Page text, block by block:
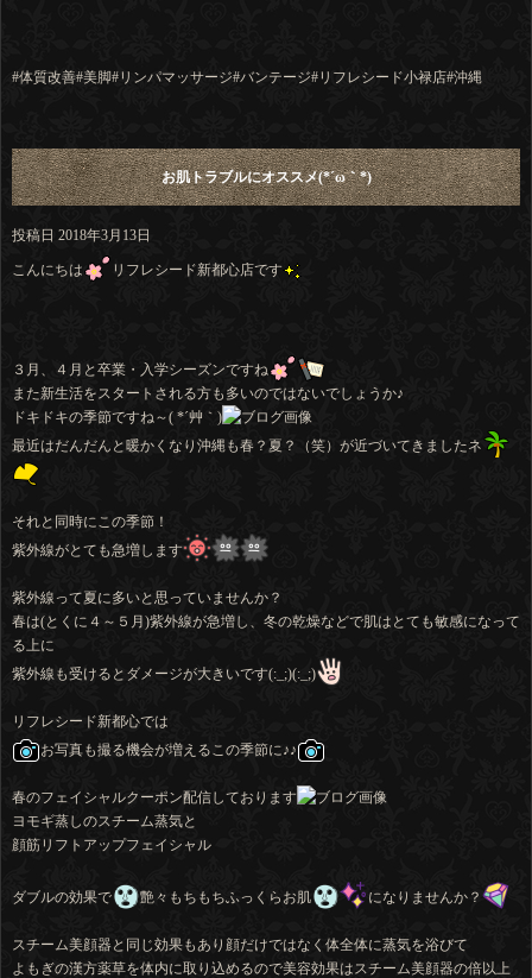
#体質改善#美脚#リンパマッサージ#バンテージ#リフレシード小禄店#沖縄
お肌トラブルにオススメ(*´ω｀*)
投稿日 2018年3月13日
こんにちは リフレシード新都心店です
３月、４月と卒業・入学シーズンですね
また新生活をスタートされる方も多いのではないでしょうか♪
ドキドキの季節ですね～( *´艸｀)
最近はだんだんと暖かくなり沖縄も春？夏？（笑）が近づいてきましたネ
それと同時にこの季節！
紫外線がとても急増します
紫外線って夏に多いと思っていませんか？
春は(とくに４～５月)紫外線が急増し、冬の乾燥などで肌はとても敏感になって
る上に
紫外線も受けるとダメージが大きいです(:_;)(:_;)
リフレシード新都心では
お写真も撮る機会が増えるこの季節に♪♪
春のフェイシャルクーポン配信しております
ヨモギ蒸しのスチーム蒸気と
顔筋リフトアップフェイシャル
ダブルの効果で 艶々もちもちふっくらお肌 になりませんか？
スチーム美顔器と同じ効果もあり顔だけではなく体全体に蒸気を浴びて
よもぎの漢方薬草を体内に取り込めるので美容効果はスチーム美顔器の倍以上